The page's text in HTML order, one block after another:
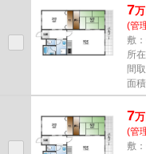
7万
(管
敷
所
間
面
7万
(管
敷